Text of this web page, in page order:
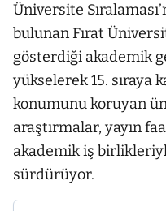
Üniversite
bulunan Fırat
gösterdiği akademik
yükselerek 15. sıraya
konumunu koruyan
araştırmalar, yayın
akademik iş
sürdürüyor.